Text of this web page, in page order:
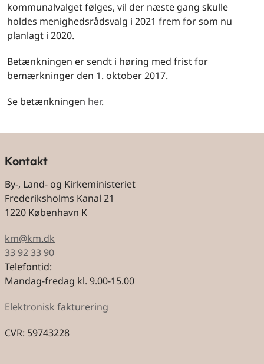
kommunalvalget følges, vil der næste gang skulle
holdes menighedsrådsvalg i 2021 frem for som nu
planlagt i 2020.
Betænkningen er sendt i høring med frist for
bemærkninger den 1. oktober 2017.
Se betænkningen her.
Kontakt
By-, Land- og Kirkeministeriet
Frederiksholms Kanal 21
1220 København K
km@km.dk
33 92 33 90
Telefontid:
Mandag-fredag kl. 9.00-15.00
Elektronisk fakturering
CVR: 59743228